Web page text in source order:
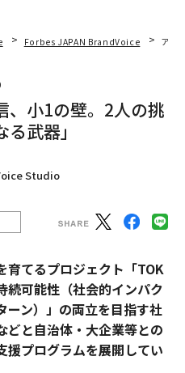
Forbes JAPAN BrandVoice アフ
、小1の壁。2人の挑
武器」
Studio
育てるプロジェクト「TOK
続可能性（社会的インパク
ーン）」の両立を目指す社
どと自治体・大企業等との
援プログラムを展開してい